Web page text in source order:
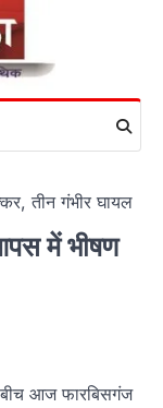
तीन गंभीर घायल
में भीषण
आज फारबिसगंज